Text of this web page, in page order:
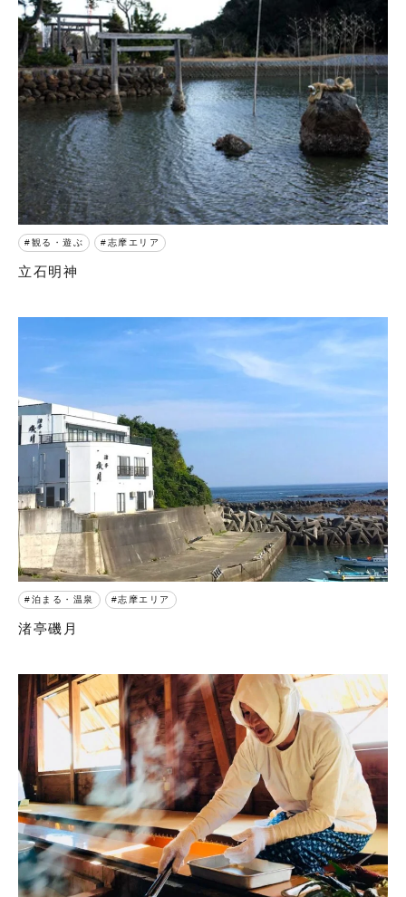
観る・遊ぶ 志摩エリア
立石明神
泊まる・温泉 志摩エリア
渚亭磯月